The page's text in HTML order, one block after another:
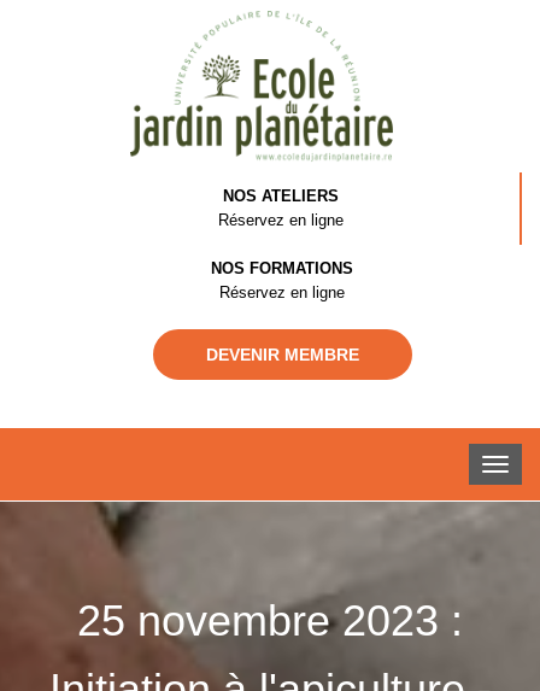
NOS ATELIERS
Réservez en ligne
NOS FORMATIONS
Réservez en ligne
DEVENIR MEMBRE
25 novembre 2023 :